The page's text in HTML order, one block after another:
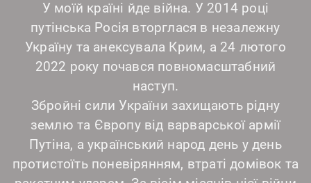
У моїй країні йде війна. У 2014 році
путінська Росія вторглася в незалежну
Україну та анексувала Крим, а 24 лютого
2022 року почався повномасштабний
наступ.
Збройні сили України захищають рідну
землю та Європу від варварської армії
Путіна, а український народ день у день
протистоїть поневірянням, втраті домівок та